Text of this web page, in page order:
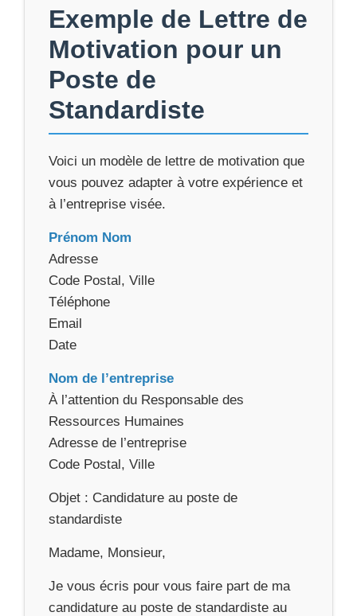
Exemple de Lettre de
Motivation pour un
Poste de
Standardiste
Voici un modèle de lettre de motivation que
vous pouvez adapter à votre expérience et
à l’entreprise visée.
Prénom Nom
Adresse
Code Postal, Ville
Téléphone
Email
Date
Nom de l’entreprise
À l’attention du Responsable des
Ressources Humaines
Adresse de l’entreprise
Code Postal, Ville
Objet : Candidature au poste de
standardiste
Madame, Monsieur,
Je vous écris pour vous faire part de ma
candidature au poste de standardiste au